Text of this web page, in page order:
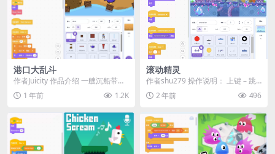
港口大乱斗
作者Juicity 作品介绍 一艘沉船带来
了港口宝藏！在《港口大乱斗》
中，收集金...
1 年前 1.2K
滚动精灵
作者shu279 操作说明： 上键 – 跳
跃 使用上键可以让你的角色...
2 年前 496